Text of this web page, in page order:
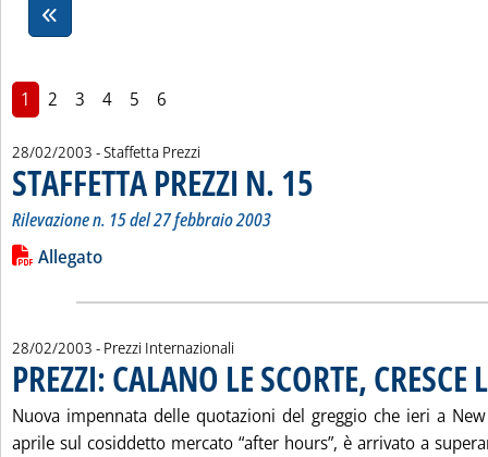
1 2 3 4 5 6
28/02/2003 - Staffetta Prezzi
STAFFETTA PREZZI N. 15
Rilevazione n. 15 del 27 febbraio 2003
Leggi tutta la notizia: 'STAFFETTA PREZZI N. 15'
Lista allegati PDF alla notizia
Allegato
28/02/2003 - Prezzi Internazionali
PREZZI: CALANO LE SCORTE, CRESCE
Nuova impennata delle quotazioni del greggio che ieri a
aprile sul cosiddetto mercato “after hours”, è arrivato a